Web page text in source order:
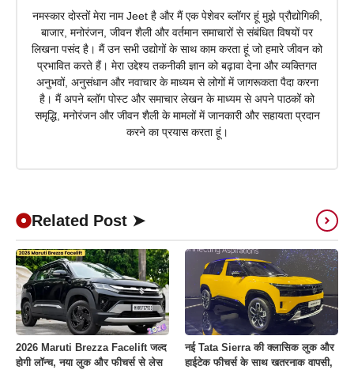
नमस्कार दोस्तों मेरा नाम Jeet है और मैं एक पेशेवर ब्लॉगर हूं मुझे प्रौद्योगिकी,
बाजार, मनोरंजन, जीवन शैली और वर्तमान समाचारों से संबंधित विषयों पर
लिखना पसंद है। मैं उन सभी उद्योगों के साथ काम करता हूं जो हमारे जीवन को
प्रभावित करते हैं। मेरा उद्देश्य तकनीकी ज्ञान को बढ़ावा देना और व्यक्तिगत
अनुभवों, अनुसंधान और नवाचार के माध्यम से लोगों में जागरूकता पैदा करना
है। मैं अपने ब्लॉग पोस्ट और समाचार लेखन के माध्यम से अपने पाठकों को
समृद्धि, मनोरंजन और जीवन शैली के मामलों में जानकारी और सहायता प्रदान
करने का प्रयास करता हूं।
Related Post ➤
2026 Maruti Brezza Facelift जल्द
होगी लॉन्च, नया लुक और फीचर्स से लेस
नई Tata Sierra की क्लासिक लुक और
हाईटेक फीचर्स के साथ खतरनाक वापसी,